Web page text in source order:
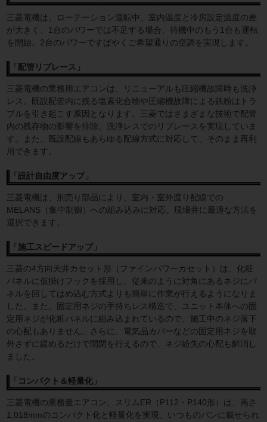
三菱電機は、ローテーション運転中、室内温度と冷房設定温度の差
が大きく、1台のパワーでは不足する場合、待機中のもう1台も運転
を開始。2台のパワーですばやくご希望通りの空調を実現します。
「配管リプレース」
三菱電機の業務用エアコンは、リニューアルも圧縮機故障時も洗浄
レス。既設配管内に残る塩素化合物や圧縮機故障による鉄粉はトラ
ブルを引き起こす原因となります。三菱ではさまざまな技術で配管
内の残存物の影響を排除、洗浄レスでのリプレースを実現していま
す。また、既設配線もあらゆる配線方式に対応して、そのまま再利
用できます。
「設計自由度アップ」
三菱電機は、別売り部品により、室内・室外渡り配線での
MELANS（集中制御）への組み込みに対応。現場井に最適な方法を
選択できます。
「施工スピードアップ」
三菱の4方向天井カセット形（ファインパワーカセット）は、化粧
パネルに仮掛けフックを採用し、従来のように対角にあるネジにパ
ネルを回してはめ込む方式よりも簡単に作業が行えるようになりま
した。また、固定用ネジの手持ちレス構造で、ユニット本体への固
定用ネジが化粧パネルに組み込まれているので、施工中のネジ落下
の心配もありません。さらに、電気品カバーなどの固定用ネジを取
外さずに緩めるだけで開閉を行えるので、ネジ紛失の心配も解消し
ました。
「コンパクト＆軽量化」
三菱電機の業務量エアコン、スリムER（P112・P140形）は、高さ
1,018mmのコンパクト化と軽量化を実現。いつものバンに載せられ